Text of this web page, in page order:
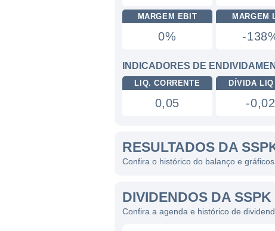
MARGEM EBIT
0%
MARGEM
-
INDICADORES DE
LIQ. CORRENTE
0,05
DÍVIDA
-0,02
RESULTADOS DA
Confira o histórico do balanço e
DIVIDENDOS DA SSPK
Confira a agenda e histórico de